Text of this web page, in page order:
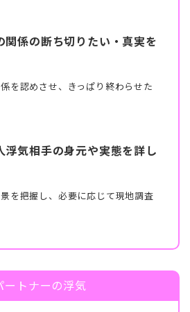
関係の断ち切りたい・真実を
を認めさせ、きっぱり終わらせた
浮気相手の身元や実態を詳し
を把握し、必要に応じて現地調査
ートナーの浮気